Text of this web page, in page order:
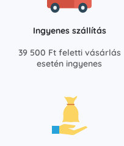
Ingyenes szállítás
39 500 Ft feletti vásárlás
esetén ingyenes